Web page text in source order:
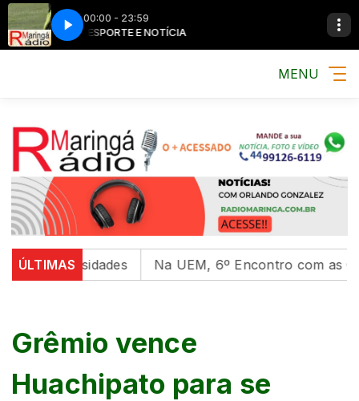
00:00 - 23:59
MÚSICA, ESPORTE E NOTÍCIA MÚSICA,
MENU
ÚLTIMAS Na UEM, 6º Encontro com as
Grêmio vence
Huachipato para se